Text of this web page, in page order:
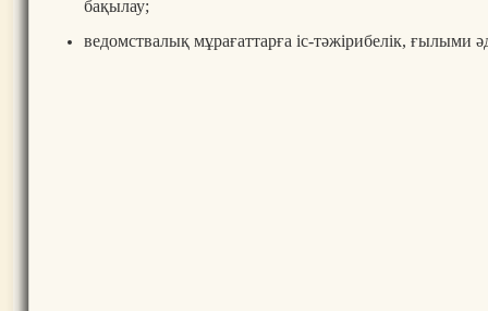
бақылау;
ведомствалық мұрағаттарға іс-тәжірибелік, ғылыми